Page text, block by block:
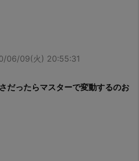
06/09(火) 20:55:31
だったらマスターで変動するのお